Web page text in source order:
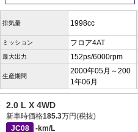
排気量 1998cc
ミッション フロア4AT
最大出力 152ps/6000rpm
生産期間
2000年05月～200
1年06月
2.0 L X 4WD
新車時価格185.3万円(税抜)
JC08
-km/L